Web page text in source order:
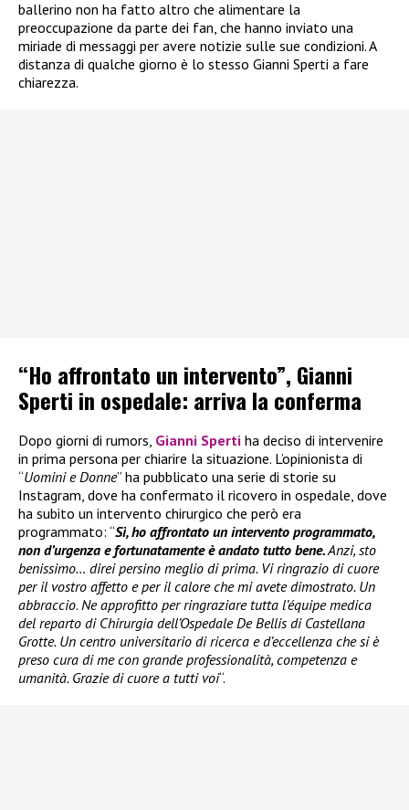
ballerino non ha fatto altro che alimentare la
preoccupazione da parte dei fan, che hanno inviato una
miriade di messaggi per avere notizie sulle sue condizioni. A
distanza di qualche giorno è lo stesso Gianni Sperti a fare
chiarezza.
“Ho affrontato un intervento”, Gianni
Sperti in ospedale: arriva la conferma
Dopo giorni di rumors, Gianni Sperti ha deciso di intervenire
in prima persona per chiarire la situazione. L’opinionista di
“Uomini e Donne” ha pubblicato una serie di storie su
Instagram, dove ha confermato il ricovero in ospedale, dove
ha subito un intervento chirurgico che però era
programmato: “Sì, ho affrontato un intervento programmato,
non d’urgenza e fortunatamente è andato tutto bene.Anzi, sto
benissimo… direi persino meglio di prima. Vi ringrazio di cuore
per il vostro affetto e per il calore che mi avete dimostrato. Un
abbraccio. Ne approfitto per ringraziare tutta l’équipe medica
del reparto di Chirurgia dell’Ospedale De Bellis di Castellana
Grotte. Un centro universitario di ricerca e d’eccellenza che si è
preso cura di me con grande professionalità, competenza e
umanità. Grazie di cuore a tutti voi“.